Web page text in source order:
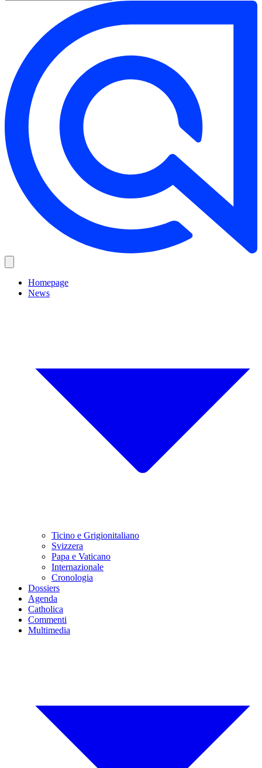
Homepage
News
Ticino e Grigionitaliano
Svizzera
Papa e Vaticano
Internazionale
Cronologia
Dossiers
Agenda
Catholica
Commenti
Multimedia